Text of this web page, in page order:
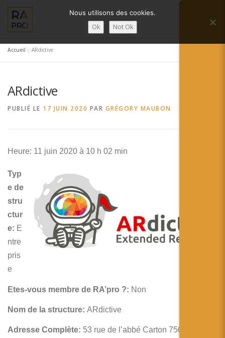
contenu
Menu
SERVICES RA’PRO
Français
Deutsch
简体中文
日本語
Accueil »ARdictive
ARdictive
PUBLIÉ LE 17 JUIN 2020 PAR GRÉGORY MAUBON
Heure: 11 juin 2020 à 10 h 02 min
Typ
e de
stru
ctur
e: E
ntre
pris
e
Etes-vous membre de RA’pro ?: Non
Nom de la structure: ARdictive
Adresse Complète: 53 rue de l’abbé Carton 75014 Paris
Nous utilisons des cookies.
Ok Not Ok